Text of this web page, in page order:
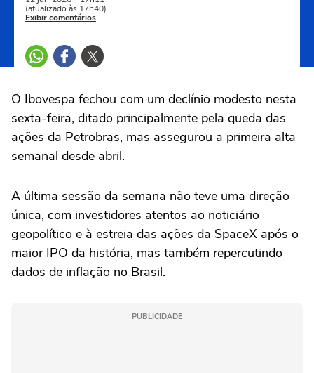
(atualizado às 17h40)
Exibir comentários
O Ibovespa fechou com um declínio modesto nesta
sexta-feira, ditado principalmente pela queda das
ações da Petrobras, ‌mas assegurou a primeira alta
semanal desde abril.
A última sessão da semana não teve uma direção
única, com investidores atentos ao noticiário
geopolítico e à estreia das ações da SpaceX após o
maior IPO da história, mas também repercutindo
dados de inflação no Brasil.
PUBLICIDADE